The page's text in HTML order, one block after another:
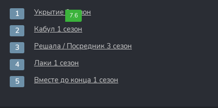
7.6
Укрытие 3 сезон
Кабул 1 сезон
Решала / Посредник 3 сезон
Лаки 1 сезон
Вместе до конца 1 сезон